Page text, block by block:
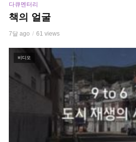
다큐멘터리
책의 얼굴
7달 ago 61 views
비디오